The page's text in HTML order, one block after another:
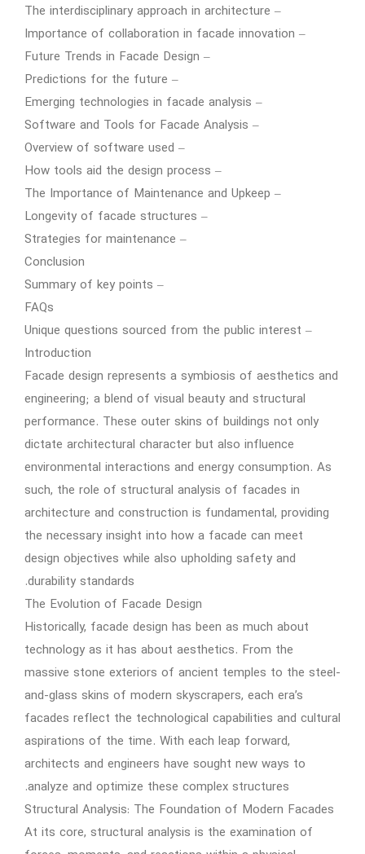
– The interdisciplinary approach in architecture
– Importance of collaboration in facade innovation
– Future Trends in Facade Design
– Predictions for the future
– Emerging technologies in facade analysis
– Software and Tools for Facade Analysis
– Overview of software used
– How tools aid the design process
– The Importance of Maintenance and Upkeep
– Longevity of facade structures
– Strategies for maintenance
Conclusion
– Summary of key points
FAQs
– Unique questions sourced from the public interest
Introduction
Facade design represents a symbiosis of aesthetics and
engineering; a blend of visual beauty and structural
performance. These outer skins of buildings not only
dictate architectural character but also influence
environmental interactions and energy consumption. As
such, the role of structural analysis of facades in
architecture and construction is fundamental, providing
the necessary insight into how a facade can meet
design objectives while also upholding safety and
durability standards.
The Evolution of Facade Design
Historically, facade design has been as much about
technology as it has about aesthetics. From the
massive stone exteriors of ancient temples to the steel-
and-glass skins of modern skyscrapers, each era’s
facades reflect the technological capabilities and cultural
aspirations of the time. With each leap forward,
architects and engineers have sought new ways to
analyze and optimize these complex structures.
Structural Analysis: The Foundation of Modern Facades
At its core, structural analysis is the examination of